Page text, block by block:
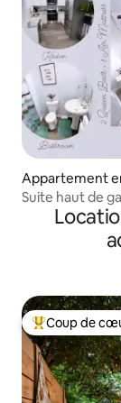
Appartement
Suite haut de
spacieuse
Coups de
Coup de